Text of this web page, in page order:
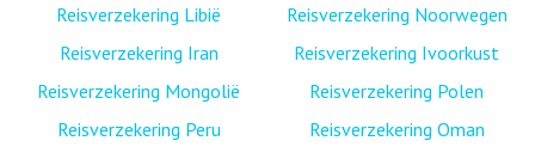
Reisverzekering Libië
Reisverzekering Iran
Reisverzekering Mongolië
Reisverzekering Peru
Reisverzekering Noorwegen
Reisverzekering Ivoorkust
Reisverzekering Polen
Reisverzekering Oman